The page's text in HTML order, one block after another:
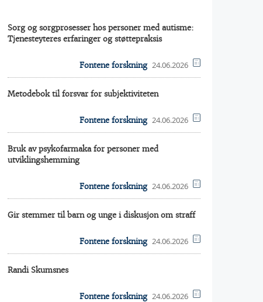
Sorg og sorgprosesser hos personer med autisme:
Tjenesteyteres erfaringer og støttepraksis
Fontene forskning 24.06.2026
Metodebok til forsvar for subjektiviteten
Fontene forskning 24.06.2026
Bruk av psykofarmaka for personer med
utviklingshemming
Fontene forskning 24.06.2026
Gir stemmer til barn og unge i diskusjon om straff
Fontene forskning 24.06.2026
Randi Skumsnes
Fontene forskning 24.06.2026